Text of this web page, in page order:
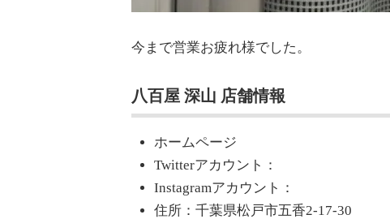
今まで営業お疲れ様でした。
八百屋 深山 店舗情報
ホームページ
Twitterアカウント：
Instagramアカウント：
住所：千葉県松戸市五香2-17-30